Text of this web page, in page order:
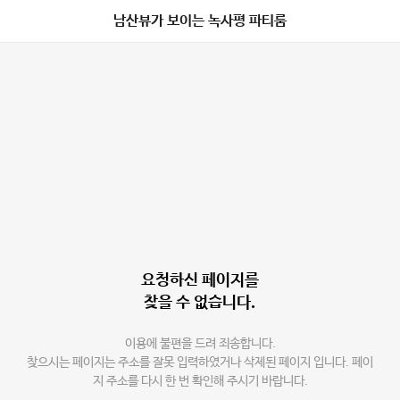
남산뷰가 보이는 녹사평 파티룸
요청하신 페이지를
찾을 수 없습니다.
이용에 불편을 드려 죄송합니다.
찾으시는 페이지는 주소를 잘못 입력하였거나 삭제된 페이지 입니다. 페이
지 주소를 다시 한 번 확인해 주시기 바랍니다.